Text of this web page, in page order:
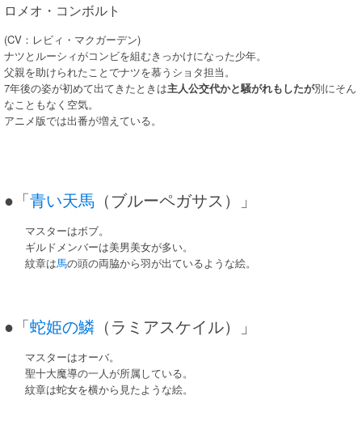
ロメオ・コンボルト
(CV：レビィ・マクガーデン)
ナツとルーシィがコンビを組むきっかけになった少年。
父親を助けられたことでナツを慕うショタ担当。
7年後の姿が初めて出てきたときは主人公交代かと騒がれもしたが別にそん
なこともなく空気。
アニメ版では出番が増えている。
●「青い天馬 （ブルーペガサス）」
マスターはボブ。
ギルドメンバーは美男美女が多い。
紋章は馬の頭の両脇から羽が出ているような絵。
●「蛇姫の鱗 （ラミアスケイル）」
マスターはオーバ。
聖十大魔導の一人が所属している。
紋章は蛇女を横から見たような絵。